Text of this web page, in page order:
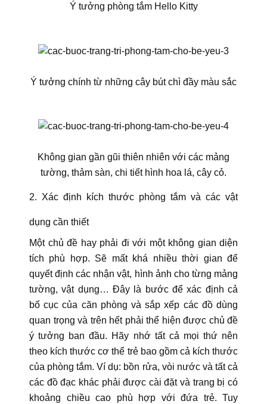
Ý tưởng phòng tắm Hello Kitty
Ý tưởng chính từ những cây bút chì đầy màu sắc
Không gian gần gũi thiên nhiên với các mảng
tường, thảm sàn, chi tiết hình hoa lá, cây cỏ.
2. Xác định kích thước phòng tắm và các vật
dụng cần thiết
Một chủ đề hay phải đi với một không gian diện
tích phù hợp. Sẽ mất khá nhiều thời gian để
quyết định các nhận vật, hình ảnh cho từng mảng
tường, vật dụng… Đây là bước để xác định cả
bố cục của căn phòng và sắp xếp các đồ dùng
quan trọng và trên hết phải thể hiện được chủ đề
ý tưởng ban đầu. Hãy nhớ tất cả mọi thứ nên
theo kích thước cơ thể trẻ bao gồm cả kích thước
của phòng tắm. Ví dụ: bồn rửa, vòi nước và tất cả
các đồ đạc khác phải được cài đặt và trang bị có
khoảng chiều cao phù hợp với đứa trẻ. Tuy